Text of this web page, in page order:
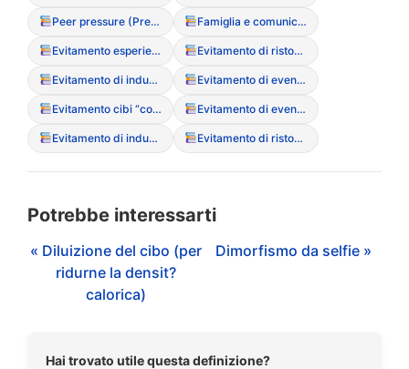
Peer pressure (Pressione dei pari) Famiglia e comunicazione alimentare
Evitamento esperienziale Evitamento di ristoranti con menu sconosciuti
Evitamento di indumenti attillati Evitamento di eventi sociali legati al cibo
Evitamento cibi “contaminati” o “grassi” Evitamento di eventi sociali legati al cibo
Evitamento di indumenti attillati Evitamento di ristoranti con menu sconosciuti
Potrebbe interessarti
« Diluizione del cibo (per
ridurne la densit?
calorica)
Dimorfismo da selfie »
Hai trovato utile questa definizione?